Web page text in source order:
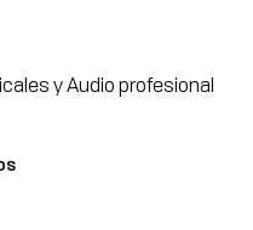
y Audio profesional